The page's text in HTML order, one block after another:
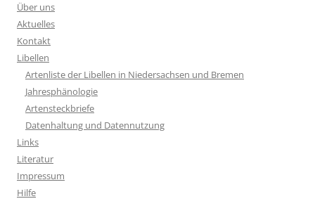
Über uns
Aktuelles
Kontakt
Libellen
Artenliste der Libellen in Niedersachsen und Bremen
Jahresphänologie
Artensteckbriefe
Datenhaltung und Datennutzung
Links
Literatur
Impressum
Hilfe